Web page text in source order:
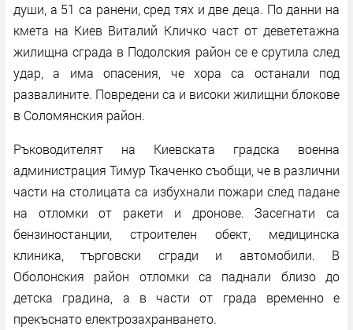
души, а 51 са ранени, сред тях и две деца. По данни на
кмета на Киев Виталий Кличко част от девететажна
жилищна сграда в Подолския район се е срутила след
удар, а има опасения, че хора са останали под
развалините. Повредени са и високи жилищни блокове
в Соломянския район.
Ръководителят на Киевската градска военна
администрация Тимур Ткаченко съобщи, че в различни
части на столицата са избухнали пожари след падане
на отломки от ракети и дронове. Засегнати са
бензиностанции, строителен обект, медицинска
клиника, търговски сгради и автомобили. В
Оболонския район отломки са паднали близо до
детска градина, а в части от града временно е
прекъснато електрозахранването.